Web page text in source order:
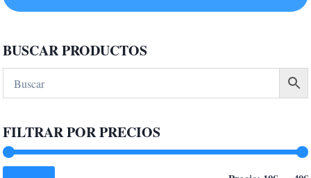
BUSCAR PRODUCTOS
FILTRAR POR PRECIOS